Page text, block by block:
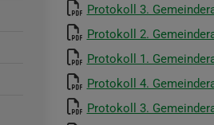
Protokoll 3.
Protokoll 2.
Protokoll 1.
Protokoll 4.
Protokoll 3.